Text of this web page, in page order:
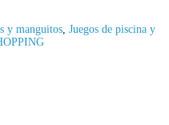
y manguitos, Juegos de piscina y